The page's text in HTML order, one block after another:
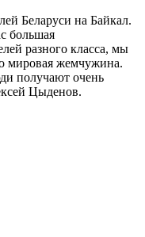
Беларуси на Байкал.
большая
разного класса, мы
мировая жемчужина.
получают очень
Цыденов.